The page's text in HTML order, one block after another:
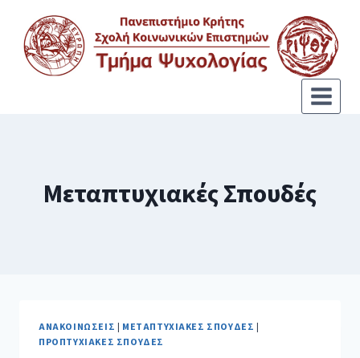
Μεταπτυχιακές Σπουδές
ΑΝΑΚΟΙΝΏΣΕΙΣ | ΜΕΤΑΠΤΥΧΙΑΚΈΣ ΣΠΟΥΔΈΣ |
ΠΡΟΠΤΥΧΙΑΚΈΣ ΣΠΟΥΔΈΣ